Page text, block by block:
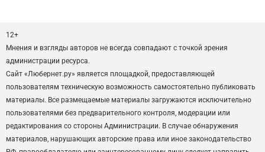
12+
Мнения и взгляды авторов не всегда совпадают с точкой зрения
администрации ресурса.
Сайт «Любернет.ру» является площадкой, предоставляющей
пользователям техническую возможность самостоятельно публиковать
материалы. Все размещаемые материалы загружаются исключительно
пользователями без предварительного контроля, модерации или
редактирования со стороны Администрации. В случае обнаружения
материалов, нарушающих авторские права или иное законодательство